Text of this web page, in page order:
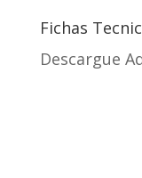
Fichas
Descargue